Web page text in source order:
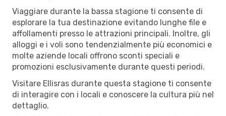
Viaggiare durante la bassa stagione ti consente di
esplorare la tua destinazione evitando lunghe file e
affollamenti presso le attrazioni principali. Inoltre, gli
alloggi e i voli sono tendenzialmente più economici e
molte aziende locali offrono sconti speciali e
promozioni esclusivamente durante questi periodi.
Visitare Ellisras durante questa stagione ti consente
di interagire con i locali e conoscere la cultura più nel
dettaglio.